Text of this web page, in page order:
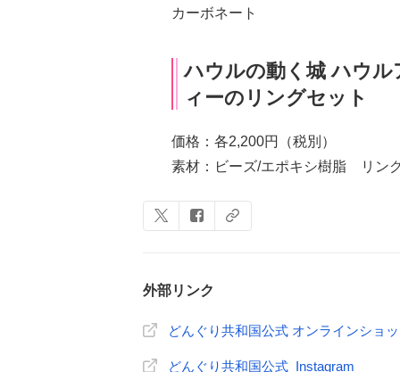
カーボネート
ハウルの動く城 ハウ
ィーのリングセット
価格：各2,200円（税別）
素材：ビーズ/エポキシ樹脂 リン
外部リンク
どんぐり共和国公式 オンラインショ
どんぐり共和国公式 Instagram